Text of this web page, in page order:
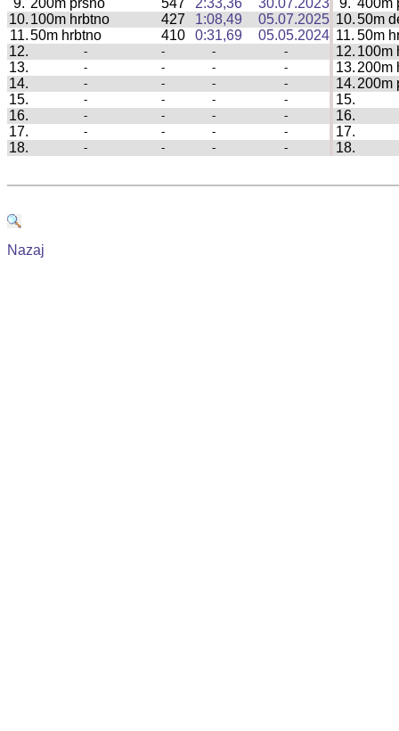
9. 200m prsno 547 2:33,36 30.07.2023 9. 400m
10. 100m hrbtno 427 1:08,49 05.07.2025 10.50m
11.50m hrbtno 410 0:31,69 05.05.2024 11. 50m
12.
- - - - 12. 100m
13.
- - - - 13. 200m
14.
- - - - 14. 200m
15.
- - - -
15.
16.
- - - -
16.
17.
- - - -
17.
18.
- - - - 18.
Nazaj